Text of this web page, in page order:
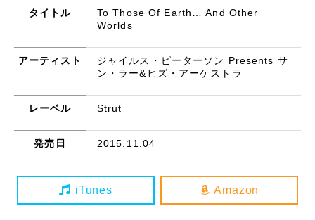
タイトル
To Those Of Earth… And Other
Worlds
アーティスト
ジャイルス・ピーターソン Presents サ
ン・ラー&ヒズ・アーケストラ
レーベル Strut
発売日 2015.11.04
iTunes Amazon